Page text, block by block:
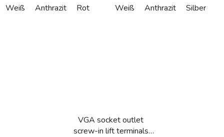
Weiß Anthrazit Rot Weiß Anthrazit Silber
VGA socket outlet
screw-in lift terminals